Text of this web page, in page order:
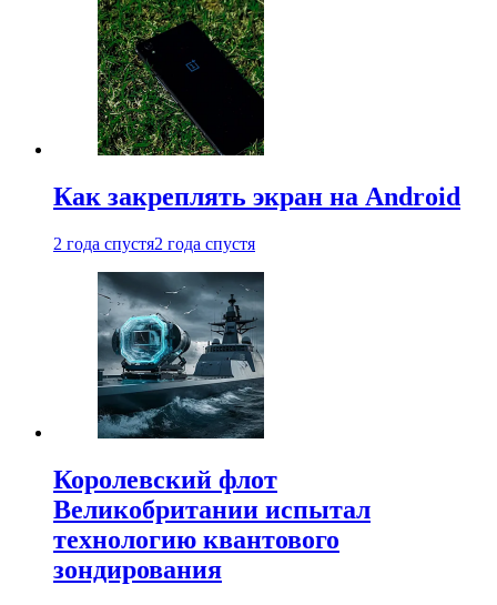
Как закреплять экран на Android
2 года спустя2 года спустя
Королевский флот
Великобритании испытал
технологию квантового
зондирования